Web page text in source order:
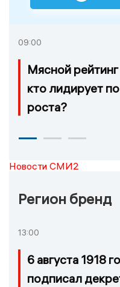
09:00
Мясной
кто лидирует
роста?
Новости СМИ2
Регион бренд
13:00
6 августа 1918
подписал